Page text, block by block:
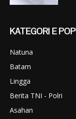
KATEGORI E
Natuna
Batam
Lingga
Berita TNI - Polri
Asahan